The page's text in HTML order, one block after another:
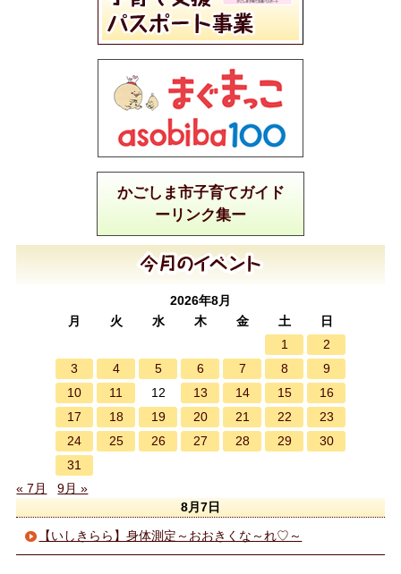
かごしま市子育てガイド
ーリンク集ー
2026年8月
月
火 水 木 金 土
日
1
2
3
4 5 6 7 8
9
10
11 12 13 14 15
16
17
18 19 20 21 22
23
24
25 26 27 28 29
30
31
« 7月
9月 »
8月7日
【いしきらら】身体測定～おおきくな～れ♡～